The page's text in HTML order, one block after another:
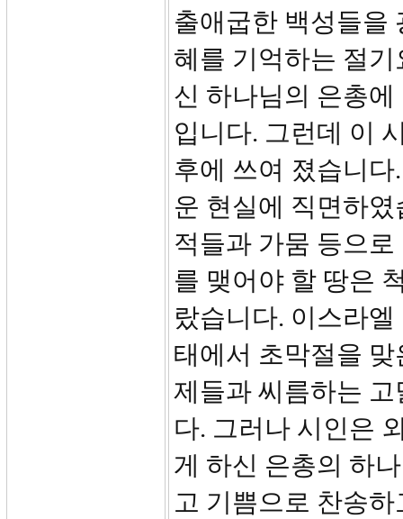
출애굽한 백성들을
혜를 기억하는 절
신 하나님의 은총
입니다. 그런데 이
후에 쓰여 졌습니
운 현실에 직면하
적들과 가뭄 등으
를 맺어야 할 땅은
랐습니다. 이스라
태에서 초막절을
제들과 씨름하는
다. 그러나 시인은
게 하신 은총의 하
고 기쁨으로 찬송